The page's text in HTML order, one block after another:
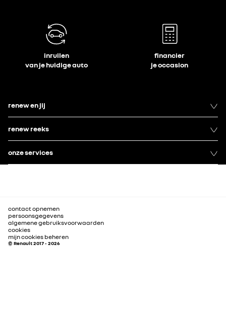
inruilen
van je huidige auto
financier
je occasion
renew en jij
renew reeks
onze services
contact opnemen
persoonsgegevens
algemene gebruiksvoorwaarden
cookies
mijn cookies beheren
© Renault 2017 - 2026